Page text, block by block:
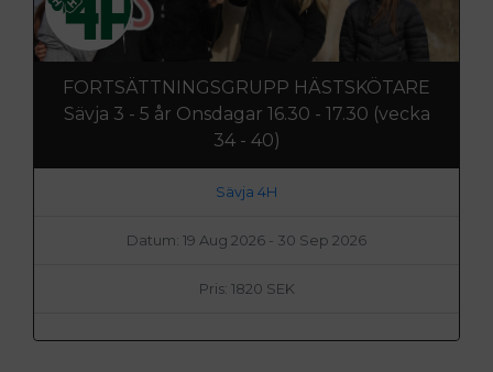
FORTSÄTTNINGSGRUPP HÄSTSKÖTARE
Sävja 3 - 5 år Onsdagar 16.30 - 17.30 (vecka
34 - 40)
Sävja 4H
Datum: 19 Aug 2026 - 30 Sep 2026
Pris: 1820 SEK